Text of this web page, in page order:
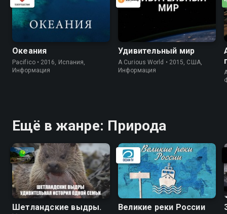
Океания
Pacifico • 2016, Испания,
Информация
Удивительный мир
A Curious World • 2015, США,
Информация
Ещё в жанре: Природа
Шетландские выдры.
Великие реки России